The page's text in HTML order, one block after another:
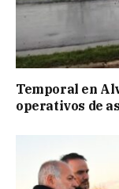
Temporal en
operativos de